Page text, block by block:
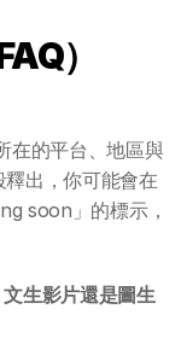
）
出，你可能會在
soon」的標示，
生影片還是圖生